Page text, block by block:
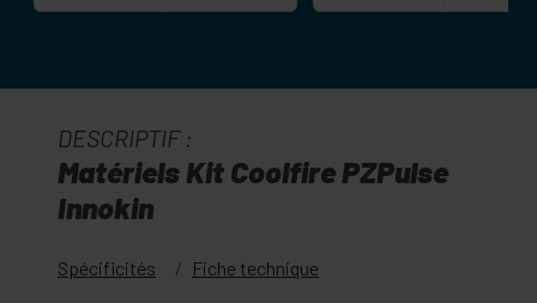
DESCRIPTIF :
Matériels Kit Coolfire PZPulse
Innokin
Spécificités Fiche technique